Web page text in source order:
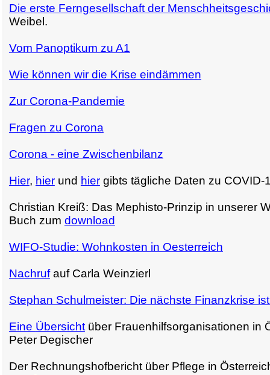
Die erste Ferngesellschaft der
Weibel.
Vom Panoptikum zu A1
Wie können wir die Krise eindämmen
Zur Corona-Pandemie
Fragen zu Corona
Corona - eine Zwischenbilanz
Hier, hierund hiergibts tägliche Daten zu COVID-
Christian Kreiß: Das Mephisto-Prinzip in unserer
Buch zum download
WIFO-Studie: Wohnkosten in Oesterreich
Nachrufauf Carla Weinzierl
Stephan Schulmeister: Die nächste Finanzkrise
Eine Übersichtüber Frauenhilfsorganisationen in
Peter Degischer
Der Rechnungshofbericht über Pflege in